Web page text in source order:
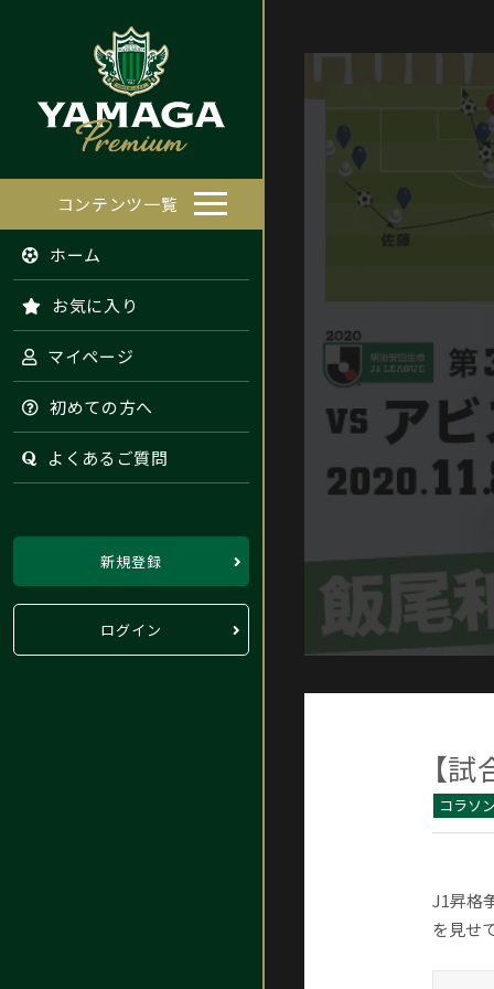
コンテンツ一覧
ホーム
お気に入り
マイページ
初めての方へ
よくあるご質問
新規登録
ログイン
【
コラソ
J1昇格
を見せ